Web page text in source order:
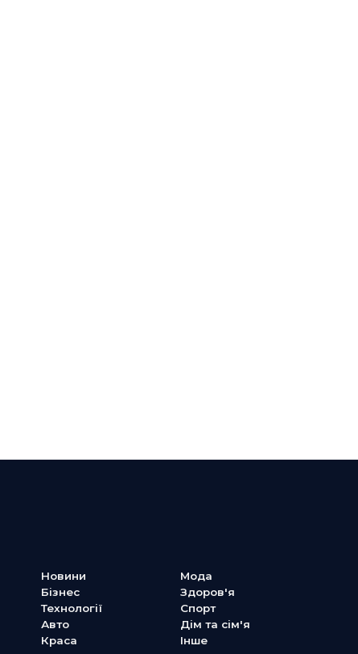
Новини
Бізнес
Технології
Авто
Краса
Мода
Здоров'я
Спорт
Дім та сім'я
Інше